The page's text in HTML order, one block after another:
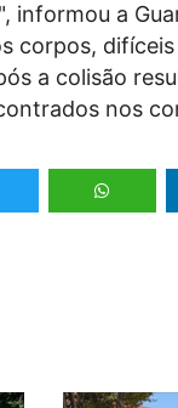
informou a
corpos,
a colisão
nos